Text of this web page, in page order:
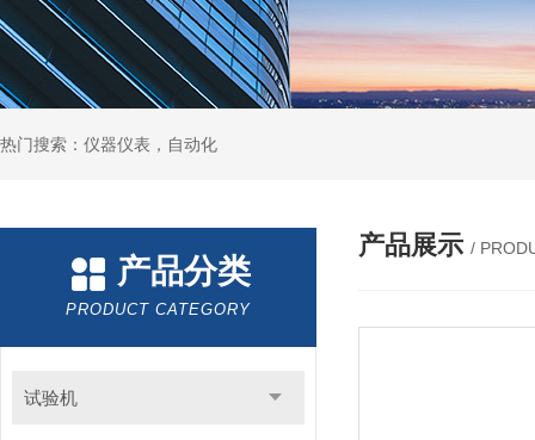
热门搜索：仪器仪表，自动化
产品分类
PRODUCT CATEGORY
试验机
产品展示 /